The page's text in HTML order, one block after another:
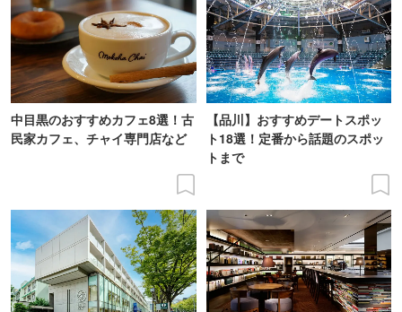
中目黒のおすすめカフェ8選！古
民家カフェ、チャイ専門店など
【品川】おすすめデートスポッ
ト18選！定番から話題のスポッ
トまで